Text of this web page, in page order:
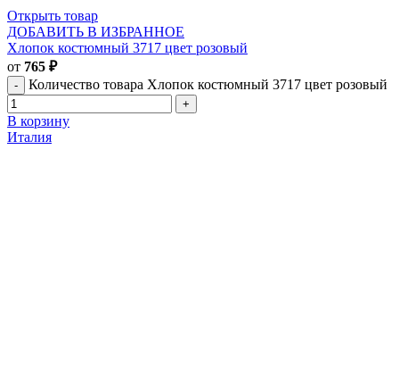
Открыть товар
ДОБАВИТЬ В ИЗБРАННОЕ
Хлопок костюмный 3717 цвет розовый
от 765 ₽
Количество товара Хлопок костюмный 3717 цвет розовый
В корзину
Италия